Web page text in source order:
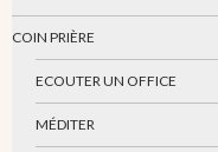
COIN PRIÈRE
ECOUTER UN OFFICE
MÉDITER